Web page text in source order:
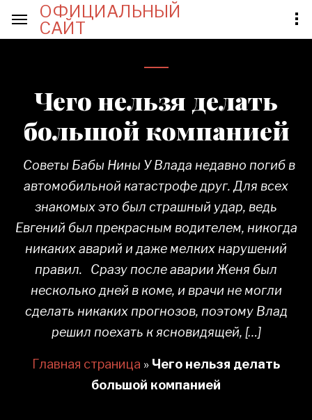
ОФИЦИАЛЬНЫЙ
САЙТ
Чего нельзя делать
большой компанией
Советы Бабы Нины У Влада недавно погиб в
автомобильной катастрофе друг. Для всех
знакомых это был страшный удар, ведь
Евгений был прекрасным водителем, никогда
никаких аварий и даже мелких нарушений
правил. Сразу после аварии Женя был
несколько дней в коме, и врачи не могли
сделать никаких прогнозов, поэтому Влад
решил поехать к ясновидящей, […]
Главная страница » Чего нельзя делать
большой компанией